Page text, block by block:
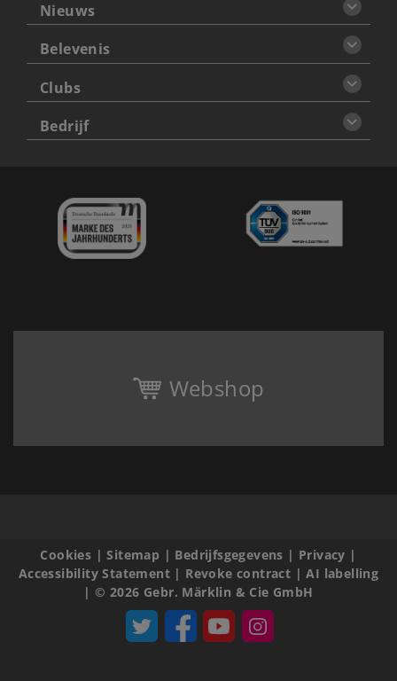
Nieuws
Belevenis
Clubs
Bedrijf
Webshop
Cookies |Sitemap | Bedrijfsgegevens | Privacy |
Accessibility Statement| Revoke contract |AI labelling
|© 2026 Gebr. Märklin & Cie GmbH